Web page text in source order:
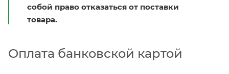
собой право отказаться от поставки
товара.
Оплата банковской картой